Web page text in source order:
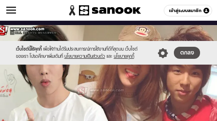
เข้าสู่ระบบสมาชิก
ข่าวบันเทิง หมวดอื่นๆ
เว็บไซต์นี้ใช้คุกกี้ เพื่อให้ท่านได้รับประสบการณ์การใช้งานที่ดีที่สุดบน เว็บไซต์
ของเรา โปรดศึกษาเพิ่มเติมที่ นโยบายความเป็นส่วนตัว และ นโยบายคุกกี้
ตกลง
Sanook
//s.isanook.com/sr/0/images/logo-
new-
sanook.png
600
60
//s.isanook.com/ns/0/ud/233/1165378/s600.jpg